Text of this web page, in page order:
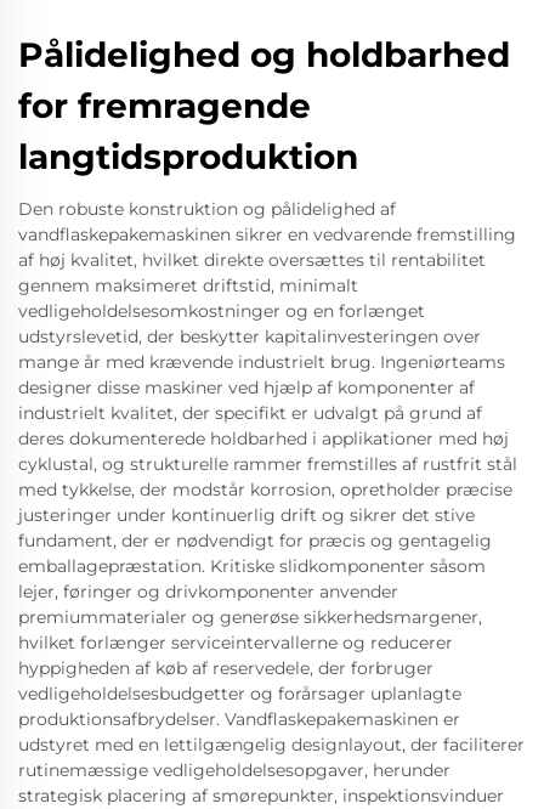
Pålidelighed og holdbarhed
for fremragende
langtidsproduktion
Den robuste konstruktion og pålidelighed af
vandflaskepakemaskinen sikrer en vedvarende fremstilling
af høj kvalitet, hvilket direkte oversættes til rentabilitet
gennem maksimeret driftstid, minimalt
vedligeholdelsesomkostninger og en forlænget
udstyrslevetid, der beskytter kapitalinvesteringen over
mange år med krævende industrielt brug. Ingeniørteams
designer disse maskiner ved hjælp af komponenter af
industrielt kvalitet, der specifikt er udvalgt på grund af
deres dokumenterede holdbarhed i applikationer med høj
cyklustal, og strukturelle rammer fremstilles af rustfrit stål
med tykkelse, der modstår korrosion, opretholder præcise
justeringer under kontinuerlig drift og sikrer det stive
fundament, der er nødvendigt for præcis og gentagelig
emballagepræstation. Kritiske slidkomponenter såsom
lejer, føringer og drivkomponenter anvender
premiummaterialer og generøse sikkerhedsmargener,
hvilket forlænger serviceintervallerne og reducerer
hyppigheden af køb af reservedele, der forbruger
vedligeholdelsesbudgetter og forårsager uplanlagte
produktionsafbrydelser. Vandflaskepakemaskinen er
udstyret med en lettilgængelig designlayout, der faciliterer
rutinemæssige vedligeholdelsesopgaver, herunder
strategisk placering af smørepunkter, inspektionsvinduer